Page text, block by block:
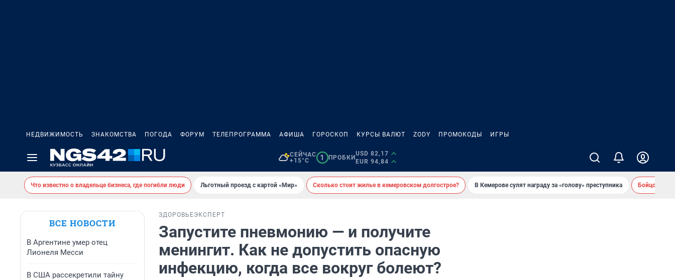
НЕДВИЖИМОСТЬ ЗНАКОМСТВА ПОГОДА ФОРУМ ТЕЛЕПРОГРАММА АФИША ГОРОСКОП КУРСЫ ВАЛЮТ ZODY ПРОМОКОДЫ ИГРЫ
СЕЙЧАС
+15°C
1 ПРОБКИ
USD 82,17
EUR 94,84
Что известно о владельце бизнеса, где погибли люди Льготный проезд с картой «Мир» Сколько стоит жилье в кемеровском долгострое? В Кемерове сулят награду за «голову» преступника Бойцовский
ВСЕ НОВОСТИ
В Аргентине умер отец
Лионеля Месси
В США рассекретили тайну
ЗДОРОВЬЕЭКСПЕРТ
Запустите пневмонию — и получите
менингит. Как не допустить опасную
инфекцию, когда все вокруг болеют?